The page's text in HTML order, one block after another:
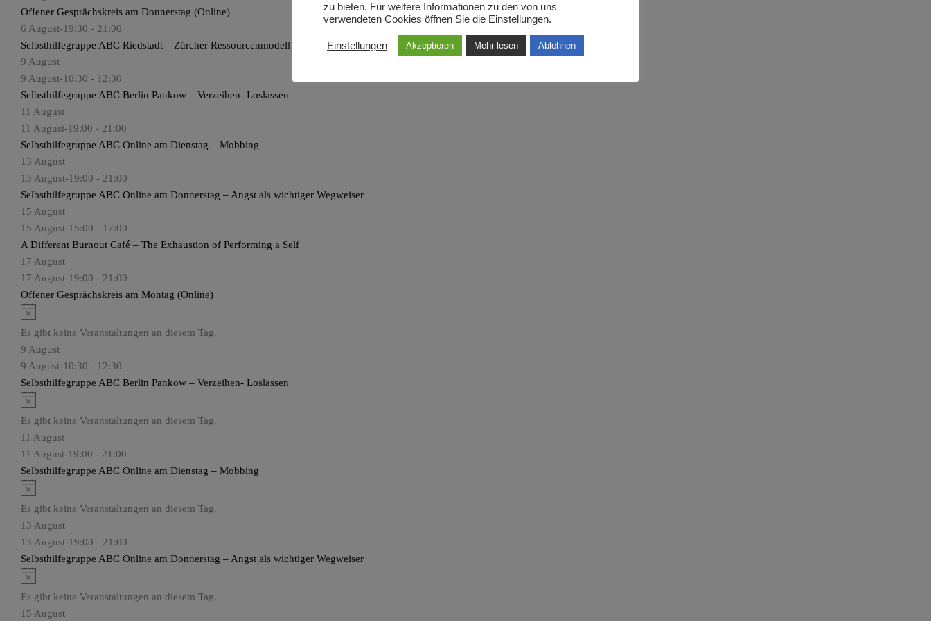
Offener Gesprächskreis am Donnerstag (Online)
6 August-19:30 - 21:00
Selbsthilfegruppe ABC Riedstadt – Zürcher Ressourcenmodell
9 August
9 August-10:30 - 12:30
Selbsthilfegruppe ABC Berlin Pankow – Verzeihen- Loslassen
11 August
11 August-19:00 - 21:00
Selbsthilfegruppe ABC Online am Dienstag – Mobbing
13 August
13 August-19:00 - 21:00
Selbsthilfegruppe ABC Online am Donnerstag – Angst als wichtiger Wegweiser
15 August
15 August-15:00 - 17:00
A Different Burnout Café – The Exhaustion of Performing a Self
17 August
17 August-19:00 - 21:00
Offener Gesprächskreis am Montag (Online)
H
e
i
s
Es gibt keine Veranstaltungen an diesem Tag.
9 August
9 August-10:30 - 12:30
Selbsthilfegruppe ABC Berlin Pankow – Verzeihen- Loslassen
H
n
w
e
i
s
Es gibt keine Veranstaltungen an diesem Tag.
11 August
11 August-19:00 - 21:00
Selbsthilfegruppe ABC Online am Dienstag – Mobbing
H
n
w
e
i
s
Es gibt keine Veranstaltungen an diesem Tag.
13 August
13 August-19:00 - 21:00
Selbsthilfegruppe ABC Online am Donnerstag – Angst als wichtiger Wegweiser
H
n
Es gibt keine Veranstaltungen an diesem Tag.
15 August
zu bieten. Für weitere Informationen zu den von uns
verwendeten Cookies öffnen Sie die Einstellungen.
Einstellungen Akzeptieren Mehr lesen Ablehnen